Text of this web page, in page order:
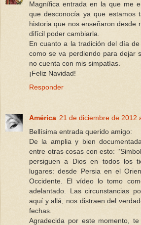
Magnífica entrada en la que me
que desconocía ya que estamos
historia que nos enseñaron desde
difícil poder cambiarla.
En cuanto a la tradición del día
como se va perdiendo para dejar
no cuenta con mis simpatías.
¡Feliz Navidad!
Responder
América 21 de diciembre de 2012
Bellísima entrada querido amigo:
De la amplia y bien
entre otras cosas con esto:
persiguen a Dios en todos los
lugares: desde Persia en el
Occidente. El vídeo lo tomo
adelantado. Las circunstancias
aquí y allá, nos distraen del
fechas.
Agradecida por este momento,